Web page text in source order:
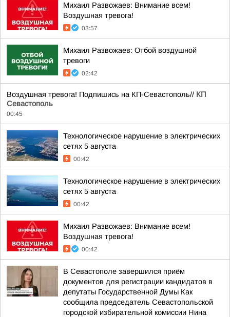
Михаил Развожаев: Внимание всем!
Воздушная тревога!
03:57
Михаил Развожаев: Отбой воздушной
тревоги
02:42
Воздушная тревога! Подпишись на КП-Севастополь// КП
Севастополь
00:45
Технологическое нарушение в электрических
сетях 5 августа
00:42
Технологическое нарушение в электрических
сетях 5 августа
00:42
Михаил Развожаев: Внимание всем!
Воздушная тревога!
00:42
В Севастополе завершился приём
документов для регистрации кандидатов в
депутаты Государственной Думы Как
сообщила председатель Севастопольской
городской избирательной комиссии Нина